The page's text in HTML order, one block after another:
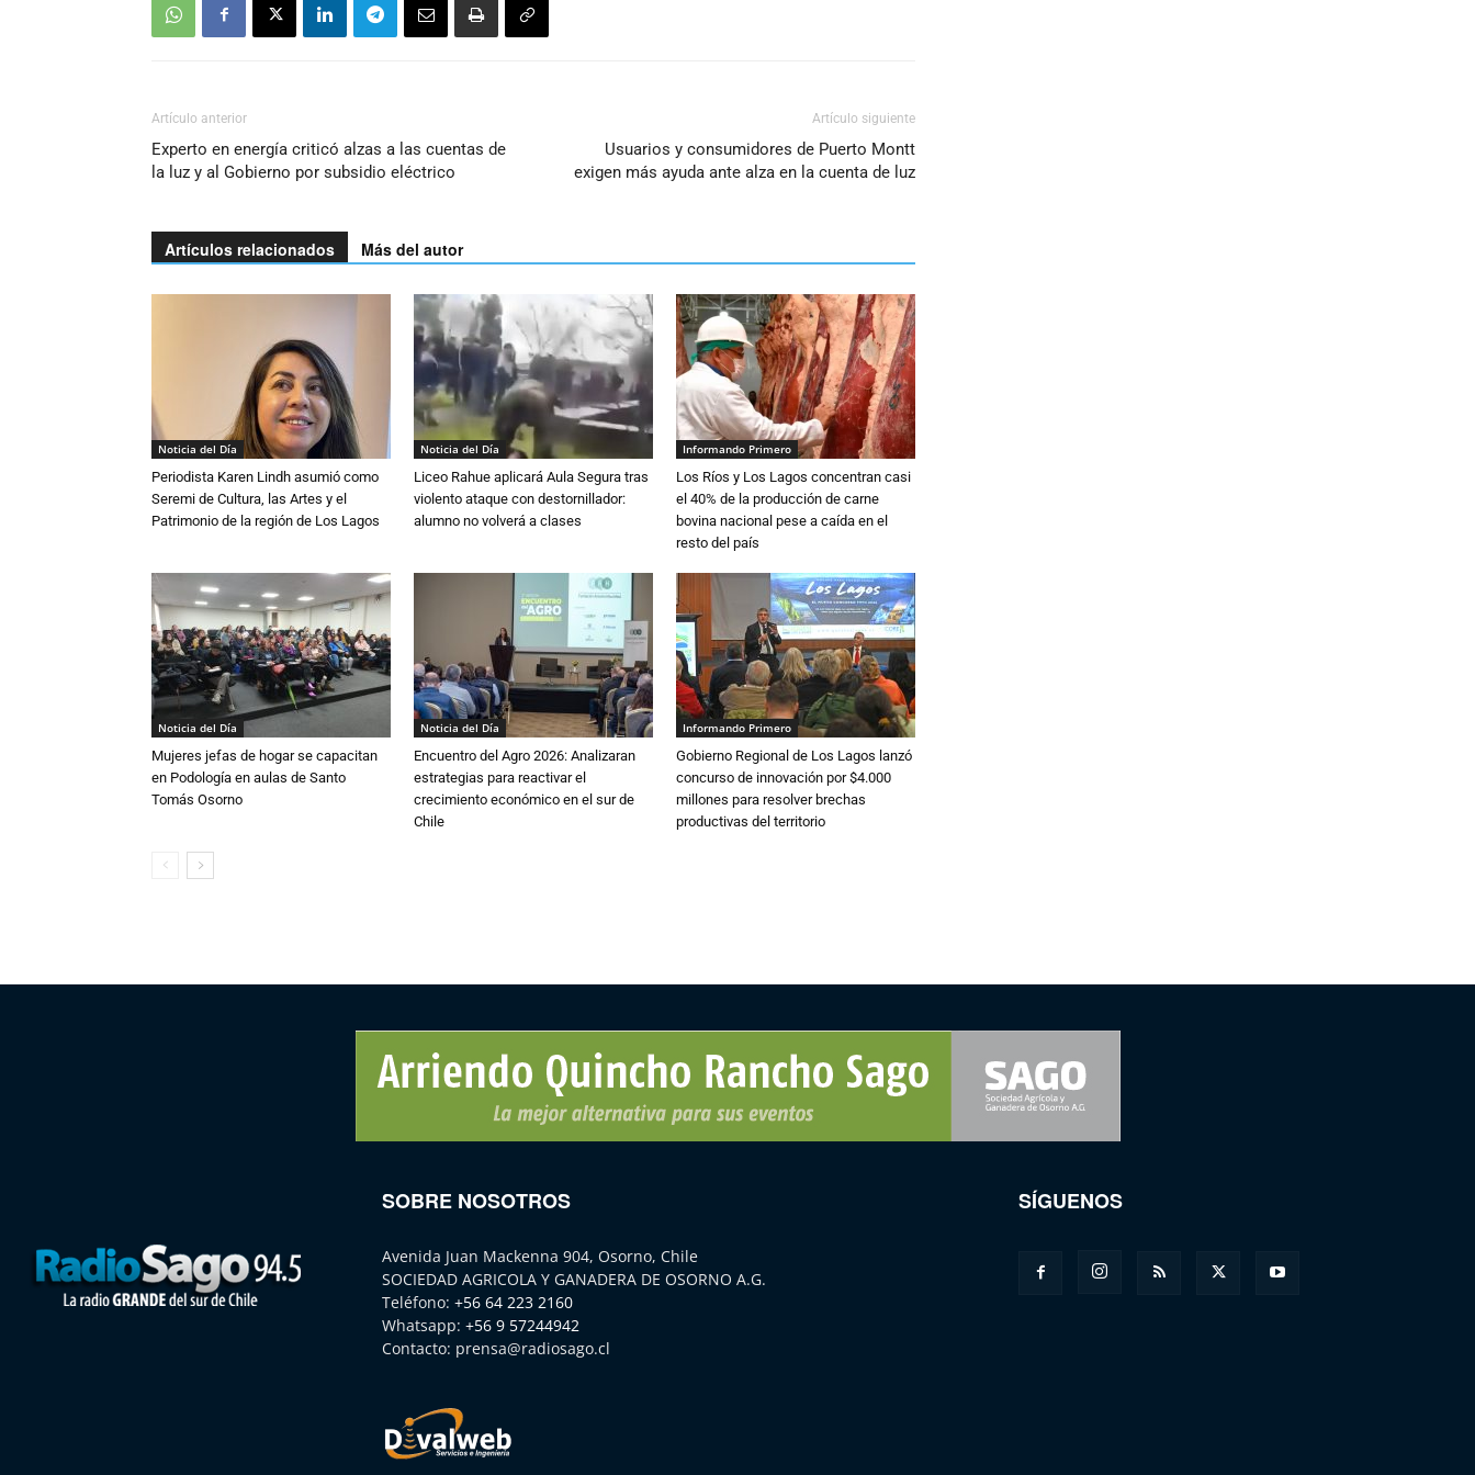
Artículo anterior
Experto en energía criticó alzas a las cuentas de
la luz y al Gobierno por subsidio eléctrico
Artículo siguiente
Usuarios y consumidores de Puerto Montt
exigen más ayuda ante alza en la cuenta de luz
Artículos relacionados Más del autor
Noticia del Día
Periodista Karen Lindh asumió como
Seremi de Cultura, las Artes y el
Patrimonio de la región de Los Lagos
Noticia del Día
Liceo Rahue aplicará Aula Segura tras
violento ataque con destornillador:
alumno no volverá a clases
Informando Primero
Los Ríos y Los Lagos concentran casi
el 40% de la producción de carne
bovina nacional pese a caída en el
resto del país
Noticia del Día
Mujeres jefas de hogar se capacitan
en Podología en aulas de Santo
Tomás Osorno
Noticia del Día
Encuentro del Agro 2026: Analizaran
estrategias para reactivar el
crecimiento económico en el sur de
Chile
Informando Primero
Gobierno Regional de Los Lagos lanzó
concurso de innovación por $4.000
millones para resolver brechas
productivas del territorio
SOBRE NOSOTROS
Avenida Juan Mackenna 904, Osorno, Chile
SOCIEDAD AGRICOLA Y GANADERA DE OSORNO A.G.
Teléfono: +56 64 223 2160
Whatsapp: +56 9 57244942
Contacto: prensa@radiosago.cl
SÍGUENOS